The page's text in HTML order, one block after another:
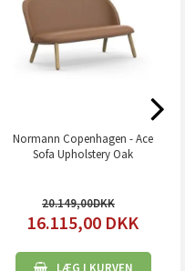
Normann Copenhagen - Ace
Sofa Upholstery Oak
20.149,00
16.115,00 DKK
LÆG I KURVEN